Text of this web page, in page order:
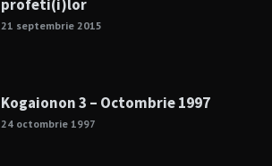
profeti(i)lor
21 septembrie 2015
Kogaionon 3 – Octombrie 1997
24 octombrie 1997